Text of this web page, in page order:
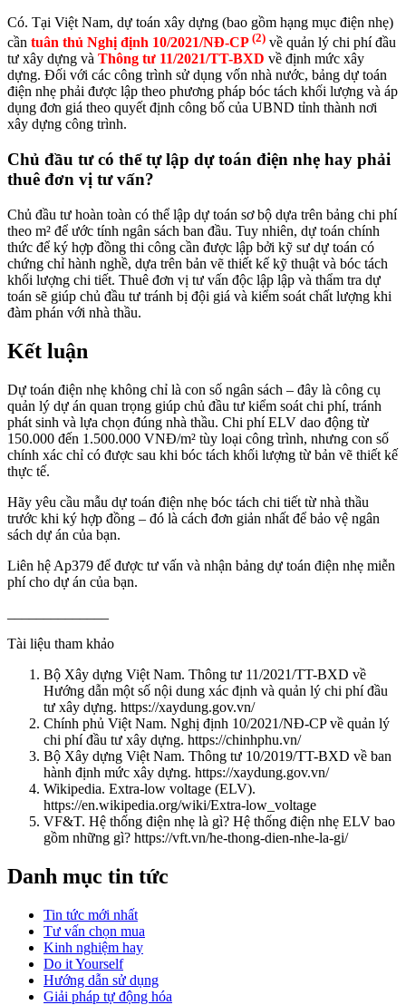
Có. Tại Việt Nam, dự toán xây dựng (bao gồm hạng mục điện nhẹ)
cần tuân thủ Nghị định 10/2021/NĐ-CP (2) về quản lý chi phí đầu
tư xây dựng và Thông tư 11/2021/TT-BXD về định mức xây
dựng. Đối với các công trình sử dụng vốn nhà nước, bảng dự toán
điện nhẹ phải được lập theo phương pháp bóc tách khối lượng và áp
dụng đơn giá theo quyết định công bố của UBND tỉnh thành nơi
xây dựng công trình.
Chủ đầu tư có thể tự lập dự toán điện nhẹ hay phải
thuê đơn vị tư vấn?
Chủ đầu tư hoàn toàn có thể lập dự toán sơ bộ dựa trên bảng chi phí
theo m² để ước tính ngân sách ban đầu. Tuy nhiên, dự toán chính
thức để ký hợp đồng thi công cần được lập bởi kỹ sư dự toán có
chứng chỉ hành nghề, dựa trên bản vẽ thiết kế kỹ thuật và bóc tách
khối lượng chi tiết. Thuê đơn vị tư vấn độc lập lập và thẩm tra dự
toán sẽ giúp chủ đầu tư tránh bị đội giá và kiểm soát chất lượng khi
đàm phán với nhà thầu.
Kết luận
Dự toán điện nhẹ không chỉ là con số ngân sách – đây là công cụ
quản lý dự án quan trọng giúp chủ đầu tư kiểm soát chi phí, tránh
phát sinh và lựa chọn đúng nhà thầu. Chi phí ELV dao động từ
150.000 đến 1.500.000 VNĐ/m² tùy loại công trình, nhưng con số
chính xác chỉ có được sau khi bóc tách khối lượng từ bản vẽ thiết kế
thực tế.
Hãy yêu cầu mẫu dự toán điện nhẹ bóc tách chi tiết từ nhà thầu
trước khi ký hợp đồng – đó là cách đơn giản nhất để bảo vệ ngân
sách dự án của bạn.
Liên hệ Ap379 để được tư vấn và nhận bảng dự toán điện nhẹ miễn
phí cho dự án của bạn.
Tài liệu tham khảo
Bộ Xây dựng Việt Nam. Thông tư 11/2021/TT-BXD về
Hướng dẫn một số nội dung xác định và quản lý chi phí đầu
tư xây dựng. https://xaydung.gov.vn/
Chính phủ Việt Nam. Nghị định 10/2021/NĐ-CP về quản lý
chi phí đầu tư xây dựng. https://chinhphu.vn/
Bộ Xây dựng Việt Nam. Thông tư 10/2019/TT-BXD về ban
hành định mức xây dựng. https://xaydung.gov.vn/
Wikipedia. Extra-low voltage (ELV).
https://en.wikipedia.org/wiki/Extra-low_voltage
VF&T. Hệ thống điện nhẹ là gì? Hệ thống điện nhẹ ELV bao
gồm những gì? https://vft.vn/he-thong-dien-nhe-la-gi/
Danh mục tin tức
Tin tức mới nhất
Tư vấn chọn mua
Kinh nghiệm hay
Do it Yourself
Hướng dẫn sử dụng
Giải pháp tự động hóa